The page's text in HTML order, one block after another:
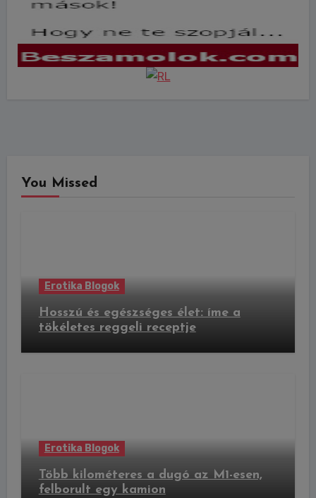
You Missed
Erotika Blogok
Hosszú és egészséges élet: íme a
tökéletes reggeli receptje
Erotika Blogok
Több kilométeres a dugó az M1-esen,
felborult egy kamion